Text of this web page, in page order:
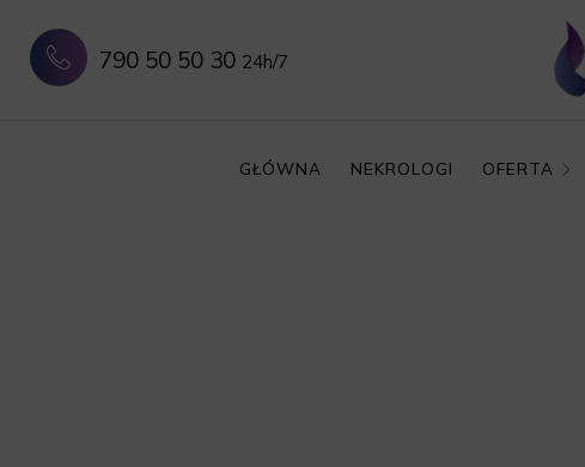
790 50 50 30 24h/7
GŁÓWNA NEKROLOGI OFERTA